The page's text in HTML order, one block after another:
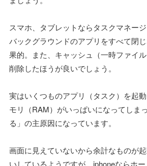
スマホ、タブレットならタスクマネー
バックグラウンドのアプリをすべて閉
果的。また、キャッシュ（一時ファイ
削除したほうが良いでしょう。
実はいくつものアプリ（タスク）を起
モリ（RAM）がいっぱいになってしま
る」の主原因になっています。
画面に見えていないから余計なものが
いしているようですが、iphoneならホ